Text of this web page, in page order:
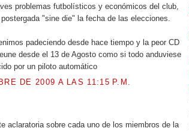
problemas futbolísticos y económicos del club,
"sine die" la fecha de las elecciones.
padeciendo desde hace tiempo y la peor CD
desde el 13 de Agosto como si todo anduviese
por un piloto automático
DE 2009 A LAS 11:15 P.M.
aclaratoria sobre cada uno de los miembros de la